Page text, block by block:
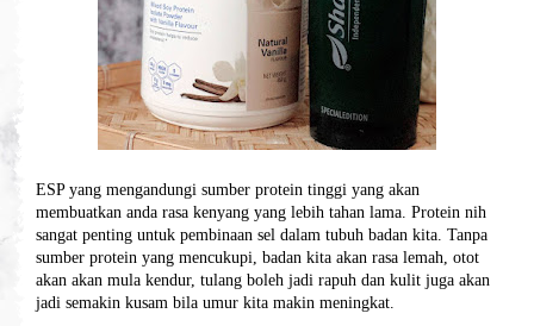
ESP yang mengandungi sumber protein tinggi yang akan
membuatkan anda rasa kenyang yang lebih tahan lama. Protein nih
sangat penting untuk pembinaan sel dalam tubuh badan kita. Tanpa
sumber protein yang mencukupi, badan kita akan rasa lemah, otot
akan akan mula kendur, tulang boleh jadi rapuh dan kulit juga akan
jadi semakin kusam bila umur kita makin meningkat.